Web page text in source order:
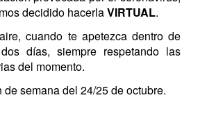
decidido hacerlaVIRTUAL.
cuando te apetezca dentro de
días, siempre respetando las
del momento.
semana del 24/25 de octubre.